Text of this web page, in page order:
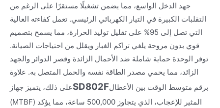
جهد الدخل الواسع، مما يضمن تشغيلًا مستقرًا على الرغم من
التقلبات الكبيرة في التيار الكهربائي الرئيسي. تعمل كفاءته العالية
التي تصل إلى 95% على تقليل توليد الحرارة، مما يسمح بتصميم
قوي بدون مروحة يلغي تراكم الغبار ويقلل من احتياجات الصيانة.
توفر الوحدة حماية شاملة ضد الأحمال الزائدة وقصر الدوائر والجهد
الزائد، مما يحمي مصدر الطاقة نفسه والحمل المتصل به. علاوة
على ذلك، يتميز جهازSD802Fبرقم متوسط الوقت بين الأعطال
(MTBF) المثير للإعجاب، الذي يتجاوز 500,000 ساعة، مما يؤكد